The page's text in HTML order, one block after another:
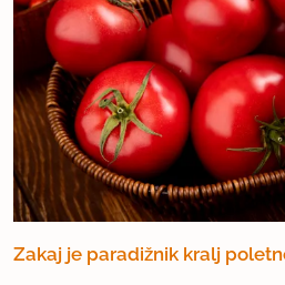
Zakaj je paradižnik kralj